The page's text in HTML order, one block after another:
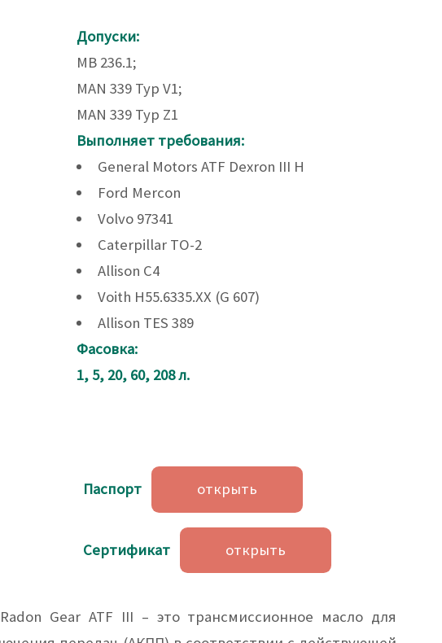
Допуски:
MB 236.1;
MAN 339 Typ V1;
MAN 339 Typ Z1
Выполняет требования:
General Motors ATF Dexron III H
Ford Mercon
Volvo 97341
Caterpillar TO-2
Allison C4
Voith H55.6335.XX (G 607)
Allison TES 389
Фасовка:
1, 5, 20, 60, 208 л.
Паспорт открыть
Сертификат открыть
Gear ATF III – это трансмиссионное масло для